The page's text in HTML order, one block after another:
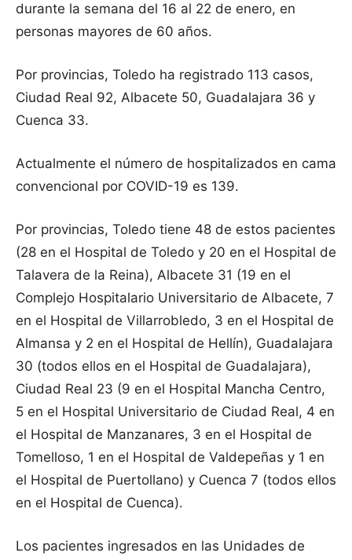
durante la semana del 16 al 22 de enero, en
personas mayores de 60 años.
Por provincias, Toledo ha registrado 113 casos,
Ciudad Real 92, Albacete 50, Guadalajara 36 y
Cuenca 33.
Actualmente el número de hospitalizados en cama
convencional por COVID-19 es 139.
Por provincias, Toledo tiene 48 de estos pacientes
(28 en el Hospital de Toledo y 20 en el Hospital de
Talavera de la Reina), Albacete 31 (19 en el
Complejo Hospitalario Universitario de Albacete, 7
en el Hospital de Villarrobledo, 3 en el Hospital de
Almansa y 2 en el Hospital de Hellín), Guadalajara
30 (todos ellos en el Hospital de Guadalajara),
Ciudad Real 23 (9 en el Hospital Mancha Centro,
5 en el Hospital Universitario de Ciudad Real, 4 en
el Hospital de Manzanares, 3 en el Hospital de
Tomelloso, 1 en el Hospital de Valdepeñas y 1 en
el Hospital de Puertollano) y Cuenca 7 (todos ellos
en el Hospital de Cuenca).
Los pacientes ingresados en las Unidades de